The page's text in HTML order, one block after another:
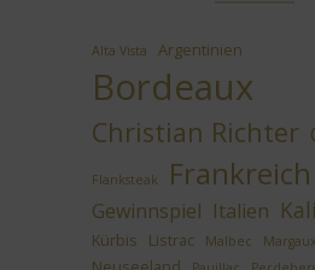
Alta Vista Argentinien
Bordeaux
Christian Richter
Flanksteak Frankreich
Gewinnspiel Italien
Kürbis Listrac Malbec Margaux